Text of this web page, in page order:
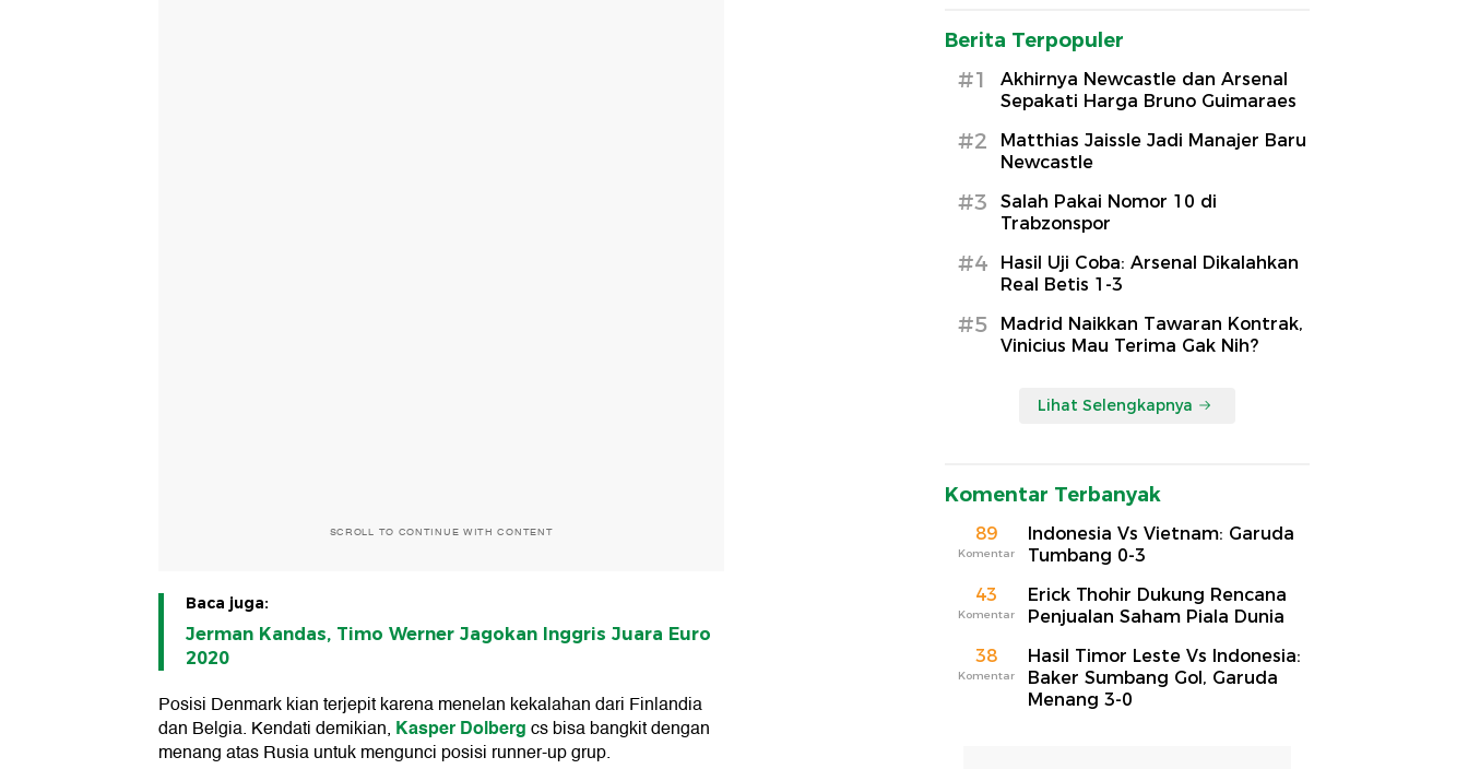
SCROLL TO CONTINUE WITH CONTENT
Baca juga:
Jerman Kandas, Timo Werner Jagokan Inggris Juara Euro
2020
Posisi Denmark kian terjepit karena menelan kekalahan dari Finlandia
dan Belgia. Kendati demikian, Kasper Dolbergcs bisa bangkit dengan
menang atas Rusia untuk mengunci posisi runner-up grup.
Berita Terpopuler
#1
Akhirnya Newcastle dan Arsenal
Sepakati Harga Bruno Guimaraes
#2
Matthias Jaissle Jadi Manajer Baru
Newcastle
#3
Salah Pakai Nomor 10 di
Trabzonspor
#4
Hasil Uji Coba: Arsenal Dikalahkan
Real Betis 1-3
#5
Madrid Naikkan Tawaran Kontrak,
Vinicius Mau Terima Gak Nih?
Lihat Selengkapnya
Komentar Terbanyak
89
Komentar
Indonesia Vs Vietnam: Garuda
Tumbang 0-3
43
Komentar
Erick Thohir Dukung Rencana
Penjualan Saham Piala Dunia
38
Komentar
Hasil Timor Leste Vs Indonesia:
Baker Sumbang Gol, Garuda
Menang 3-0